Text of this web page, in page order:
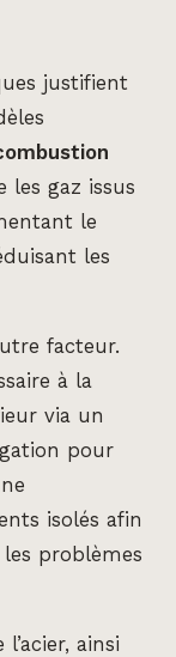
justifient
les gaz issus
le
les
facteur.
à la
via un
pour
isolés afin
problèmes
ainsi